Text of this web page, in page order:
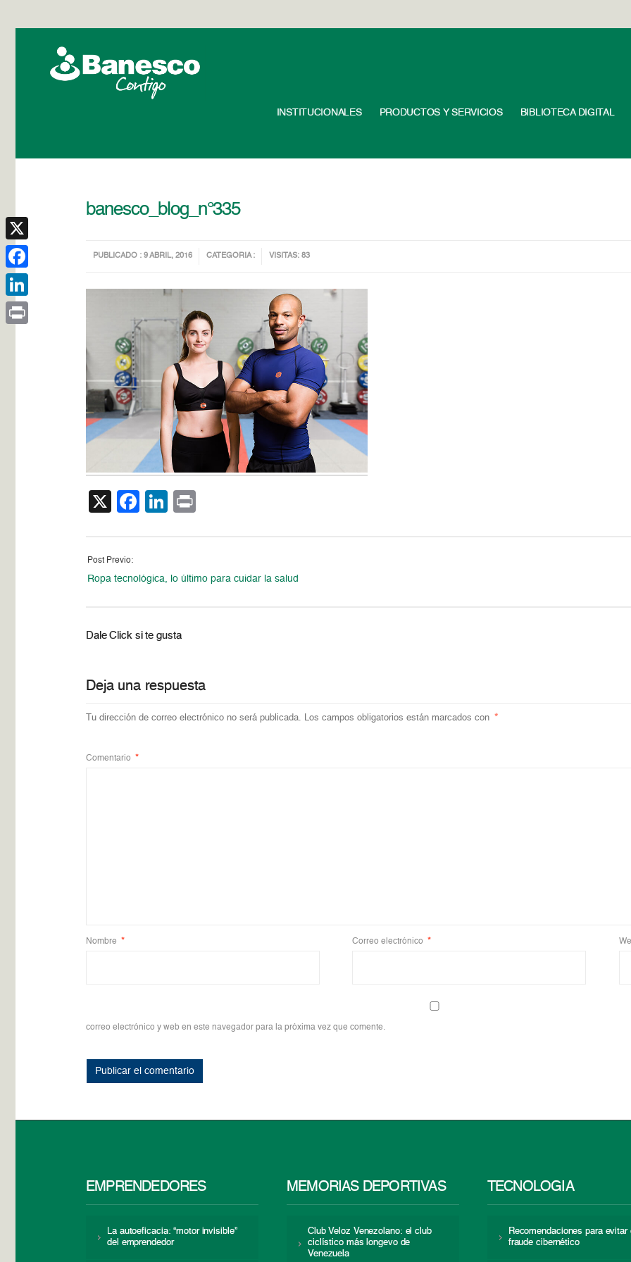
INSTITUCIONALES PRODUCTOS Y SERVICIOS BIBLIOTECA DIGITAL
banesco_blog_n°335
PUBLICADO : 9 ABRIL, 2016 CATEGORIA : VISITAS: 83
X Facebook
LinkedIn
Post Previo:
Ropa tecnológica, lo último para cuidar la salud
Dale Click si te gusta
Deja una respuesta
Tu dirección de correo electrónico no será publicada. Los campos obligatorios están marcados con *
Comentario *
Nombre * Correo electrónico *
correo electrónico y web en este navegador para la próxima vez que comente.
EMPRENDEDORES
La autoeficacia: “motor invisible”
del emprendedor
MEMORIAS DEPORTIVAS
Club Veloz Venezolano: el club
ciclístico más longevo de
Venezuela
TECNOLOGÍA
Recomendaciones para evitar
fraude cibernético
X
Facebook
LinkedIn